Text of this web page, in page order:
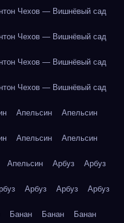
Чехов — Вишнёвый сад
Чехов — Вишнёвый сад
Чехов — Вишнёвый сад
Чехов — Вишнёвый сад
Апельсин Апельсин
Апельсин Апельсин
Апельсин Арбуз Арбуз
Арбуз Арбуз Арбуз
Банан Банан Банан